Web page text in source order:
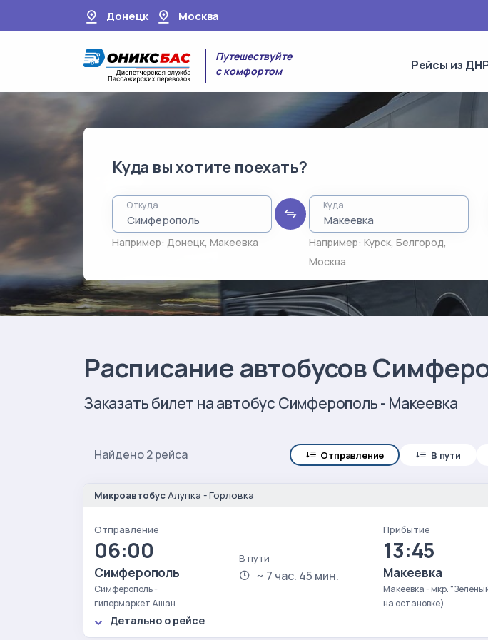
Донецк Москва
Путешествуйте
с комфортом
Рейсы из
Куда вы хотите поехать?
Откуда
Например: Донецк, Макеевка
Куда
Например: Курск, Белгород,
Москва
Расписание автобусов
Заказать билет на автобус Симферополь - Макеевка
Найдено 2 рейса Отправление В пути
МикроавтобусАлупка - Горловка
Отправление
06:00
Симферополь
Симферополь -
гипермаркет Ашан
В пути
~ 7 час. 45 мин.
Прибытие
13:45
Макеевка
Макеевка - мкр.
на остановке)
Детально о рейсе